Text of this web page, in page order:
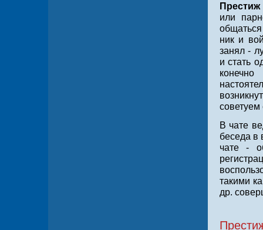
Престиж
или
ник и
занял -
и стать
советуем
В чате
беседа в
чате -
такими
др.